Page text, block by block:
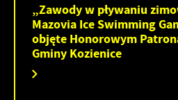
„Zawody w pływaniu
Mazovia Ice Swimming
objęte Honorowym
Gminy Kozienice